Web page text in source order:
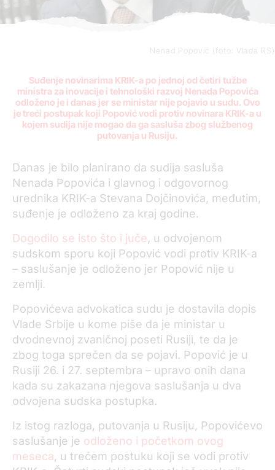
Nenad Popović (foto: Vlada RS)
Suđenje novinarima KRIK-a po jednoj od četiri tužbe
ministra za inovacije i tehnološki razvoj Nenada Popovića
odloženo je i danas jer se ministar nije pojavio u sudu. Ovo
je treći postupak koji Popović vodi protiv novinara KRIK-a u
kojem sudija nije mogao da ga sasluša zbog službenog
putovanja u Rusiju.
Danas je bilo planirano da sudija sasluša
Nenada Popovića i glavnog i odgovornog
urednika KRIK-a Stevana Dojčinovića, međutim,
suđenje je odloženo za kraj godine.
Dogodilo se isto što i juče, u odvojenom
sudskom sporu koji Popović vodi protiv KRIK-a
– saslušanje je odloženo jer Popović nije u
zemlji.
Popovićeva advokatica sudu je dostavila dopis
Vlade Srbije u kome piše da je ministar u
dvodnevnoj zvaničnoj poseti Rusiji, te da je
zbog toga sprečen da se pojavi. Popović je u
Rusiji 26. i 27. septembra – upravo onih dana
kada su zakazana njegova saslušanja u dva
odvojena sudska postupka.
Iz istog razloga, putovanja u Rusiju, Popovićevo
saslušanje je odloženo i početkom ovog
meseca, u trećem postuku koji se vodi protiv